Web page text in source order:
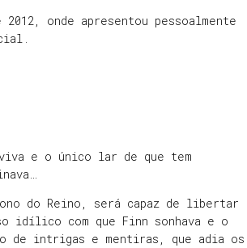
onde apresentou pessoalmente
e o único lar de que tem
do Reino, será capaz de libertar
idílico com que Finn sonhava e o
de intrigas e mentiras, que adia os